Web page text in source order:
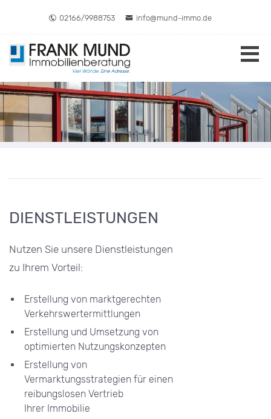
02166/9988753
info@mund-immo.de
DIENSTLEISTUNGEN
Nutzen Sie unsere Dienstleistungen
zu Ihrem Vorteil:
Erstellung von marktgerechten
Verkehrswertermittlungen
Erstellung und Umsetzung von
optimierten Nutzungskonzepten
Erstellung von
Vermarktungsstrategien für einen
reibungslosen Vertrieb
Ihrer Immobilie